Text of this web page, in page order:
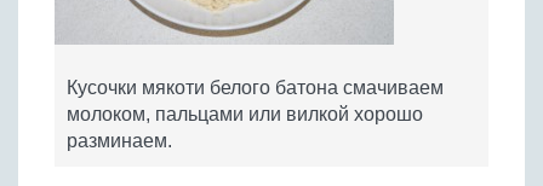
Кусочки мякоти белого батона смачиваем
молоком, пальцами или вилкой хорошо
разминаем.